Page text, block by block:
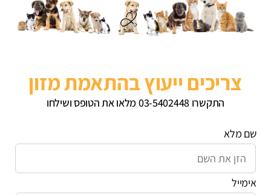
צריכים ייעוץ בהתאמת מזון
התקשרו 03-5402448 מלאו את הטופס ושילחו
שם מלא
אימייל